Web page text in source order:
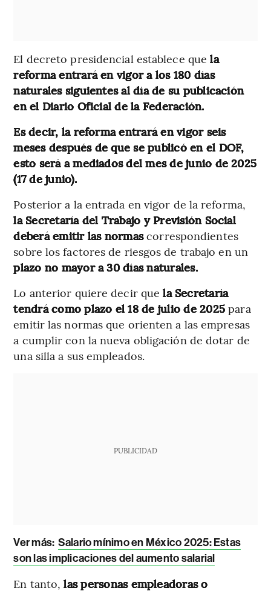
El decreto presidencial establece que la
reforma entrará en vigor a los 180 días
naturales siguientes al día de su publicación
en el Diario Oficial de la Federación.
Es decir, la reforma entrará en vigor seis
meses después de que se publicó en el DOF,
esto será a mediados del mes de junio de 2025
(17 de junio).
Posterior a la entrada en vigor de la reforma,
la Secretaría del Trabajo y Previsión Social
deberá emitir las normascorrespondientes
sobre los factores de riesgos de trabajo en un
plazo no mayor a 30 días naturales.
Lo anterior quiere decir quela Secretaría
tendrá como plazo el 18 de julio de 2025para
emitir las normas que orienten a las empresas
a cumplir con la nueva obligación de dotar de
una silla a sus empleados.
PUBLICIDAD
Ver más: Salario mínimo en México 2025: Estas
son las implicaciones del aumento salarial
En tanto,las personas empleadoras o